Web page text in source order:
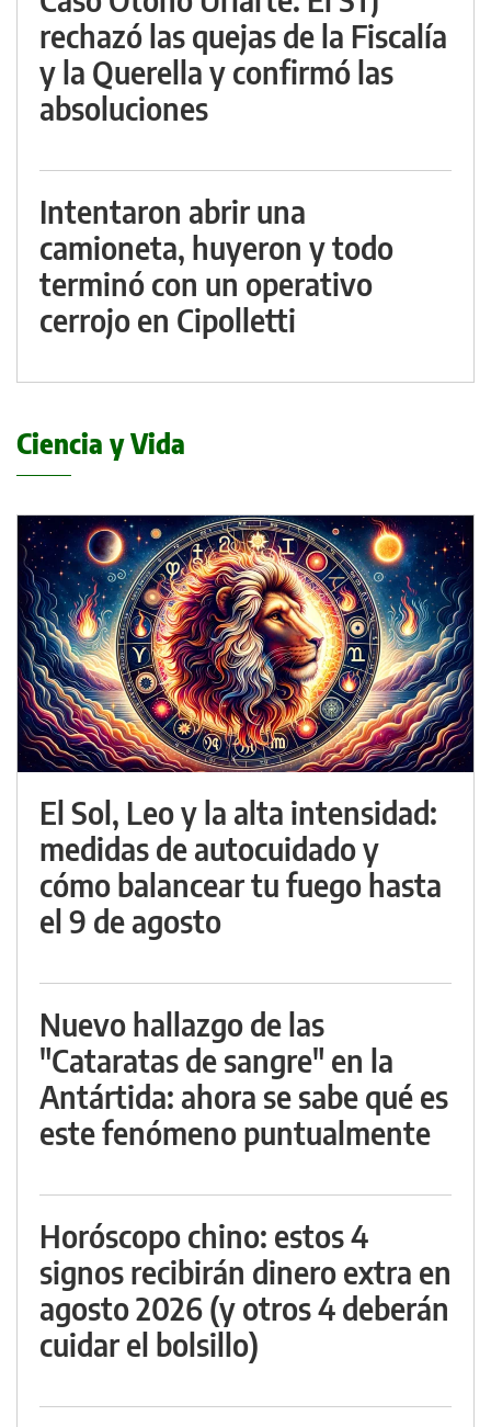
rechazó las quejas de la Fiscalía
y la Querella y confirmó las
absoluciones
Intentaron abrir una
camioneta, huyeron y todo
terminó con un operativo
cerrojo en Cipolletti
Ciencia y Vida
El Sol, Leo y la alta intensidad:
medidas de autocuidado y
cómo balancear tu fuego hasta
el 9 de agosto
Nuevo hallazgo de las
"Cataratas de sangre" en la
Antártida: ahora se sabe qué es
este fenómeno puntualmente
Horóscopo chino: estos 4
signos recibirán dinero extra en
agosto 2026 (y otros 4 deberán
cuidar el bolsillo)